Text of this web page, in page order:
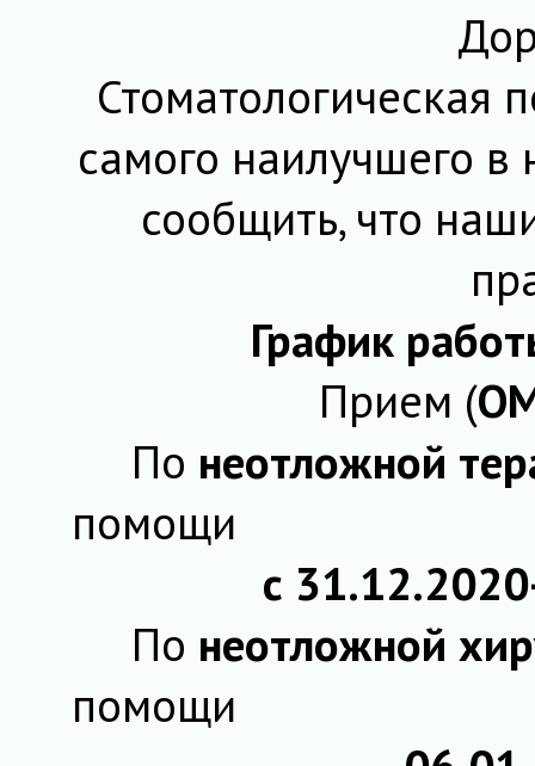
Стоматологическая
самого наилучшего
сообщить, что
График
Прием (
По неотложной
помощи
с
По неотложной
помощи